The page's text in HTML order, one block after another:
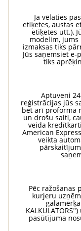
Ja vēlaties
etiķetes, austas
etiķetes utt.),
modelim, jums
izmaksas tiks
Jūs saņemsiet
tiks
Aptuveni
reģistrācijas jūs
bet arī proforma
un drošu saiti,
veida
American
veikta
Pēc ražošanas
kurjeru
galamērķa
pasūtījuma